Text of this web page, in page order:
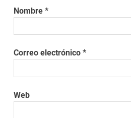
Nombre*
Correo electrónico*
Web